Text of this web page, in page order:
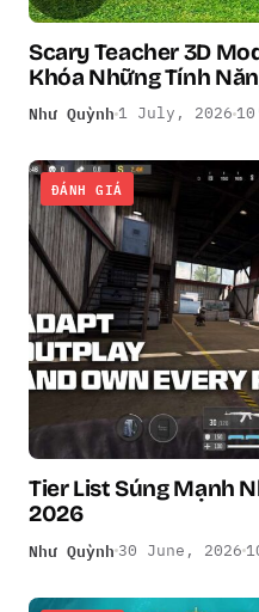
Scary Teacher 3D
Khóa Những Tính
Như Quỳnh 1 July, 2026
ĐÁNH GIÁ
Tier List Súng Mạnh
2026
Như Quỳnh 30 June, 2026